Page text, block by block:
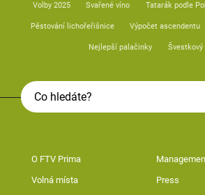
Volby 2025 Svařené víno Tatarák podle
Pěstování lichořeřišnice Výpočet ascendentu
Nejlepší palačinky
O FTV Prima
Volná místa Press